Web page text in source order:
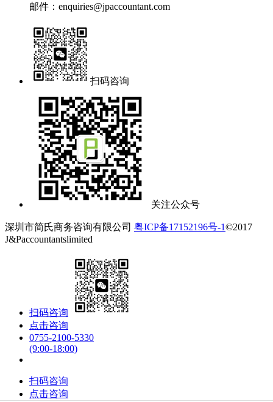
邮件：enquiries@jpaccountant.com
扫码咨询
关注公众号
深圳市简氏商务咨询有限公司 粤ICP备17152196号-1©2017
J&Paccountantslimited
扫码咨询
点击咨询
0755-2100-5330
(9:00-18:00)
扫码咨询
点击咨询